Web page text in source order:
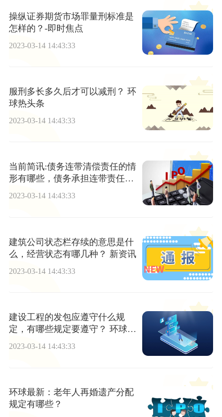
操纵证券期货市场罪量刑标准是
怎样的？-即时焦点
2023-03-14 14:43:33
服刑多长多久后才可以减刑？ 环
球热头条
2023-03-14 14:43:33
当前简讯:债务连带清偿责任的情
形有哪些，债务承担连带责任有
哪几种情形？
2023-03-14 14:43:33
建筑公司状态栏存续的意思是什
么，经营状态有哪几种？ 新资讯
2023-03-14 14:43:33
建设工程的发包应遵守什么规
定，有哪些规定要遵守？ 环球视
点
2023-03-14 14:43:33
环球最新：老年人再婚遗产分配
规定有哪些？